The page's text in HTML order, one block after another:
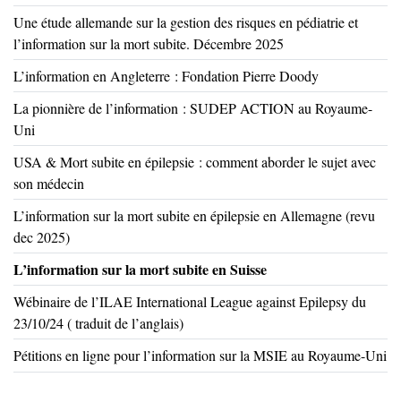
Une étude allemande sur la gestion des risques en pédiatrie et
l’information sur la mort subite. Décembre 2025
L’information en Angleterre : Fondation Pierre Doody
La pionnière de l’information : SUDEP ACTION au Royaume-
Uni
USA & Mort subite en épilepsie : comment aborder le sujet avec
son médecin
L’information sur la mort subite en épilepsie en Allemagne (revu
dec 2025)
L’information sur la mort subite en Suisse
Wébinaire de l’ILAE International League against Epilepsy du
23/10/24 ( traduit de l’anglais)
Pétitions en ligne pour l’information sur la MSIE au Royaume-Uni